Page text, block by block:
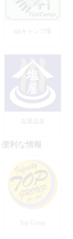
tipiキャンプ場
塩屋温泉
便利な情報
Top Group